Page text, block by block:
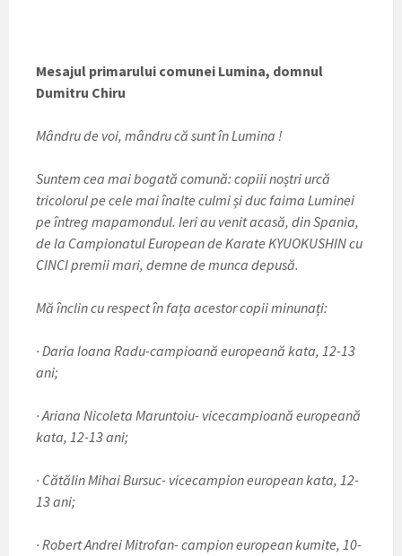
Mesajul primarului comunei Lumina, domnul
Dumitru Chiru
Mândru de voi, mândru că sunt în Lumina !
Suntem cea mai bogată comună: copiii noștri urcă
tricolorul pe cele mai înalte culmi și duc faima Luminei
pe întreg mapamondul. Ieri au venit acasă, din Spania,
de la Campionatul European de Karate KYUOKUSHIN cu
CINCI premii mari, demne de munca depusă.
Mă înclin cu respect în fața acestor copii minunați:
· Daria Ioana Radu-campioană europeană kata, 12-13
ani;
· Ariana Nicoleta Maruntoiu- vicecampioană europeană
kata, 12-13 ani;
· Cătălin Mihai Bursuc- vicecampion european kata, 12-
13 ani;
· Robert Andrei Mitrofan- campion european kumite, 10-